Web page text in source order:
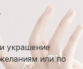
украшение
или по